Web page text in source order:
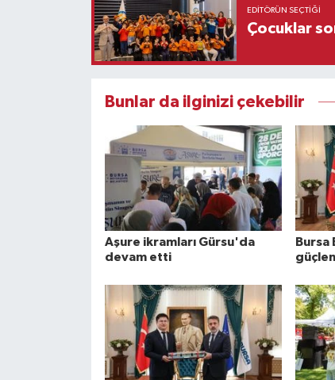
EDITÖRÜN SEÇTIĞI
Çocuklar
Bunlar da ilginizi çekebilir
Aşure ikramları Gürsu'da
devam etti
Bursa